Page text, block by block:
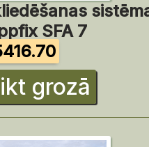
SFA 7
grozā